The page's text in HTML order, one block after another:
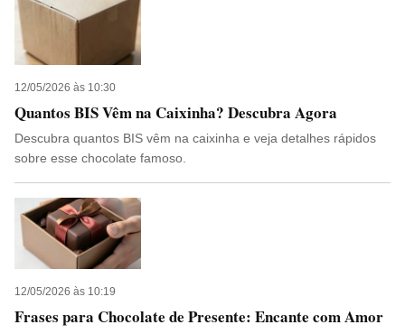
12/05/2026 às 10:30
Quantos BIS Vêm na Caixinha? Descubra Agora
Descubra quantos BIS vêm na caixinha e veja detalhes rápidos
sobre esse chocolate famoso.
12/05/2026 às 10:19
Frases para Chocolate de Presente: Encante com Amor